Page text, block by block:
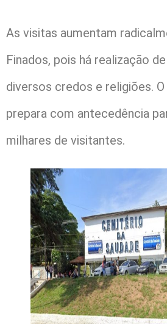
As visitas aumentam
Finados, pois há realização
diversos credos e religiões.
prepara com antecedência
milhares de visitantes.